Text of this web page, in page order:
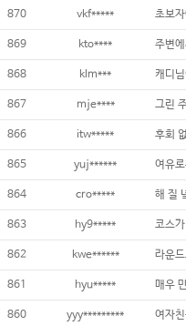
870 vkf***** 초보
869 kto****
868 klm*** 캐디
867 mje****
866 itw***** 후회
865 yuj******
864 cro*****
863 hy9***** 코스
862 kwe******
861 hyu***** 매우
860 yyy********* 여자